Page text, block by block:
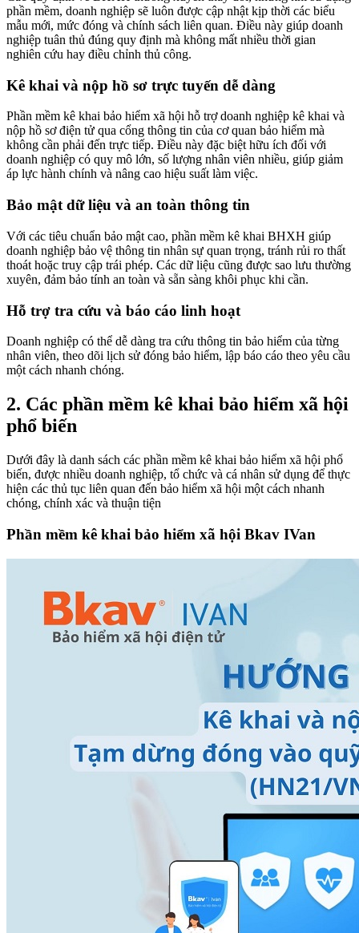
phần mềm, doanh nghiệp sẽ luôn được cập nhật kịp thời các biểu
mẫu mới, mức đóng và chính sách liên quan. Điều này giúp doanh
nghiệp tuân thủ đúng quy định mà không mất nhiều thời gian
nghiên cứu hay điều chỉnh thủ công.
Kê khai và nộp hồ sơ trực tuyến dễ dàng
Phần mềm kê khai bảo hiểm xã hội hỗ trợ doanh nghiệp kê khai và
nộp hồ sơ điện tử qua cổng thông tin của cơ quan bảo hiểm mà
không cần phải đến trực tiếp. Điều này đặc biệt hữu ích đối với
doanh nghiệp có quy mô lớn, số lượng nhân viên nhiều, giúp giảm
áp lực hành chính và nâng cao hiệu suất làm việc.
Bảo mật dữ liệu và an toàn thông tin
Với các tiêu chuẩn bảo mật cao, phần mềm kê khai BHXH giúp
doanh nghiệp bảo vệ thông tin nhân sự quan trọng, tránh rủi ro thất
thoát hoặc truy cập trái phép. Các dữ liệu cũng được sao lưu thường
xuyên, đảm bảo tính an toàn và sẵn sàng khôi phục khi cần.
Hỗ trợ tra cứu và báo cáo linh hoạt
Doanh nghiệp có thể dễ dàng tra cứu thông tin bảo hiểm của từng
nhân viên, theo dõi lịch sử đóng bảo hiểm, lập báo cáo theo yêu cầu
một cách nhanh chóng.
2. Các phần mềm kê khai bảo hiểm xã hội
phổ biến
Dưới đây là danh sách các phần mềm kê khai bảo hiểm xã hội phổ
biến, được nhiều doanh nghiệp, tổ chức và cá nhân sử dụng để thực
hiện các thủ tục liên quan đến bảo hiểm xã hội một cách nhanh
chóng, chính xác và thuận tiện
Phần mềm kê khai bảo hiểm xã hội Bkav IVan